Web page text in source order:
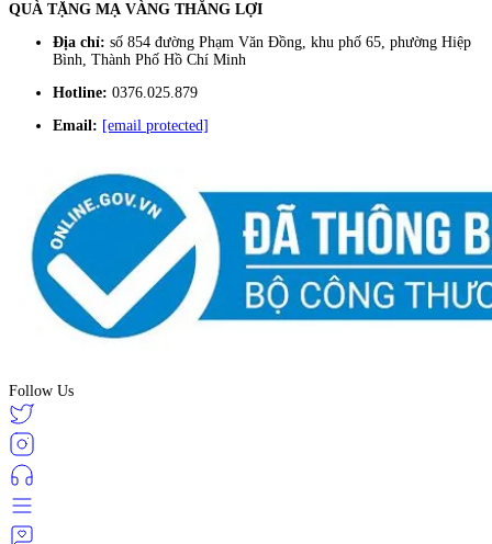
QUÀ TẶNG MẠ VÀNG THẮNG LỢI
Địa chỉ: số 854 đường Phạm Văn Đồng, khu phố 65, phường Hiệp
Bình, Thành Phố Hồ Chí Minh
Hotline: 0376.025.879
Email: [email protected]
Follow Us